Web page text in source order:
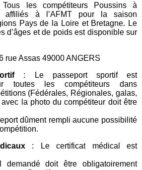
les compétiteurs Poussins à
affiliés à l’AFMT pour la saison
Pays de la Loire et Bretagne. Le
d’âges et de poids est disponible sur
rue Assas 49000 ANGERS
: Le passeport sportif est
toutes les compétiteurs dans
(Fédérales, Régionales, galas,
la photo du compétiteur doit être
dûment rempli aucune possibilité
: Le certificat médical est
demandé doit être obligatoirement